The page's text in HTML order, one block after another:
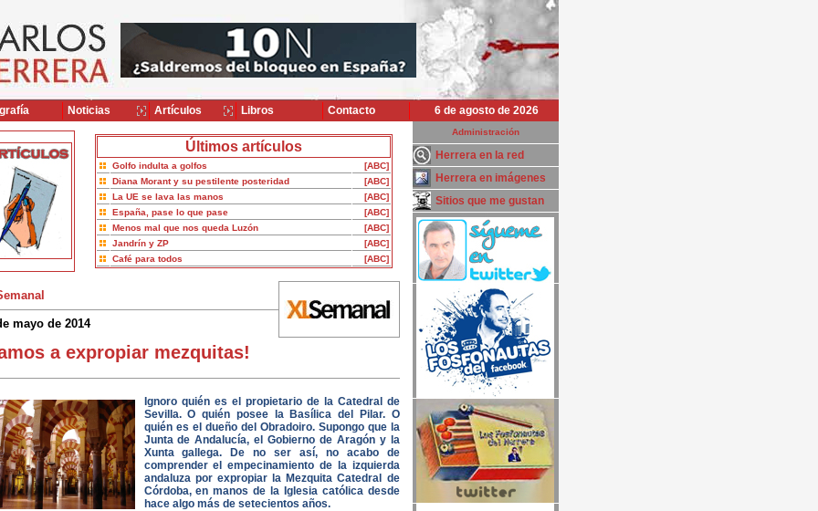
6 de agosto de 2026
Últimos artículos
Golfo indulta a golfos
[ABC]
Diana Morant y su pestilente posteridad
[ABC]
La UE se lava las manos
[ABC]
España, pase lo que pase
[ABC]
Menos mal que nos queda Luzón
[ABC]
Jandrín y ZP
[ABC]
Café para todos
[ABC]
mayo de 2014
a expropiar mezquitas!
Ignoro quién es el propietario de la Catedral de
Sevilla. O quién posee la Basílica del Pilar. O
quién es el dueño del Obradoiro. Supongo que la
Junta de Andalucía, el Gobierno de Aragón y la
Xunta gallega. De no ser así, no acabo de
comprender el empecinamiento de la izquierda
andaluza por expropiar la Mezquita Catedral de
Córdoba, en manos de la Iglesia católica desde
hace algo más de setecientos años.
Administración
Herrera en la red
Herrera en imágenes
Sitios que me gustan
Noticias Artículos Libros Contacto